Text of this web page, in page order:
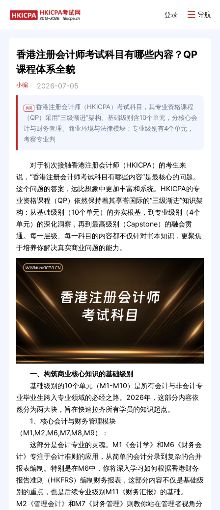
登录 导航
香港注册会计师考试科目有哪些内容？QP
课程体系全貌
小编 2026-07-05
摘要
香港注册会计师（HKICPA）考试科目，其专业资格课程
（QP）采用“三级渐进”架构。基础级别含10个单元，分核心会
计与财务管理、商业环境与法律模块；专业级别有4个单元，
考察专业判
对于初次接触香港注册会计师（HKICPA）的考生来
说，“香港注册会计师考试科目有哪些内容”是最核心的问题。
这个问题的答案，远比想象中更加丰富和系统。HKICPA的专
业资格课程（QP）依然保持着其享誉国际的“三级渐进”知识架
构：从基础级别（10个单元）的夯实根基，到专业级别（4个
单元）的深化洞察，再到最高级别（Capstone）的融会贯
通。每一层级、每一科目的内容都不仅针对书本知识，更聚焦
于培养你解决真实商业问题的能力。
一、构筑商业核心知识的基础级别
基础级别的10个单元（M1-M10）是所有会计与非会计专
业毕业生跨入专业领域的必经之路。2026年，这部分内容依
然分为两大块，旨在快速拉齐所有学员的知识起点。
1、核心会计与财务管理模块
（M1,M2,M6,M7,M8,M9）：
这部分是会计专业的灵魂。M1《会计学》和M6《财务会
计》专注于会计准则的应用，从简单的会计分录到复杂的合并
报表编制。特别是在M6中，你将深入学习如何根据香港财务
报告准则（HKFRS）编制财务报表，这部分内容不仅是基础级
别的重点，也是后续专业级别M11《财务汇报》的基础。
M2《管理会计》和M7《财务管理》则教你站在管理者视角分